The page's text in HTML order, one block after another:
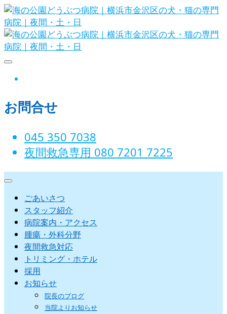
Skip
to
content
日
お問合せ
045 350 7038‬
夜間救急専用 080 7201 7225‬
ごあいさつ
スタッフ紹介
病院案内・アクセス
腫瘍・外科分野
夜間救急対応
トリミング・ホテル
採用
お知らせ
院長のブログ
当院よりお知らせ